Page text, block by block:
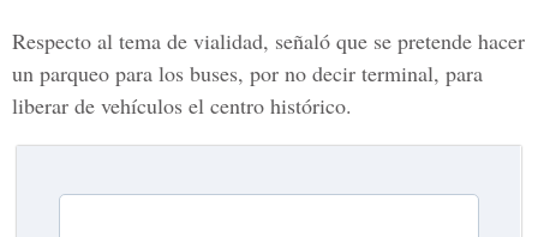
Respecto al tema de vialidad, señaló que se pretende hacer
un parqueo para los buses, por no decir terminal, para
liberar de vehículos el centro histórico.